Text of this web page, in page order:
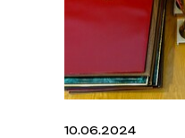
10.06.2024